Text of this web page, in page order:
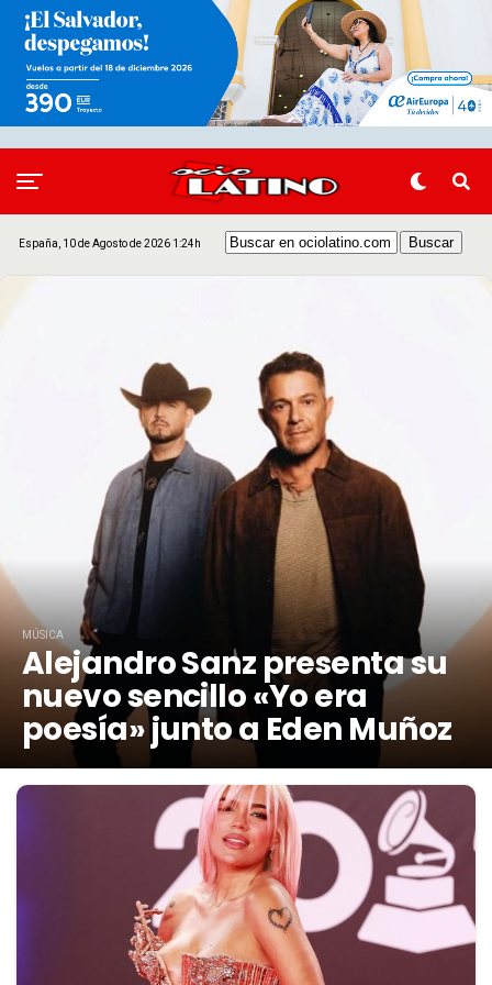
España, 10 de Agosto de 2026 1:24h
MÚSICA
Alejandro Sanz presenta su
nuevo sencillo «Yo era
poesía» junto a Eden Muñoz